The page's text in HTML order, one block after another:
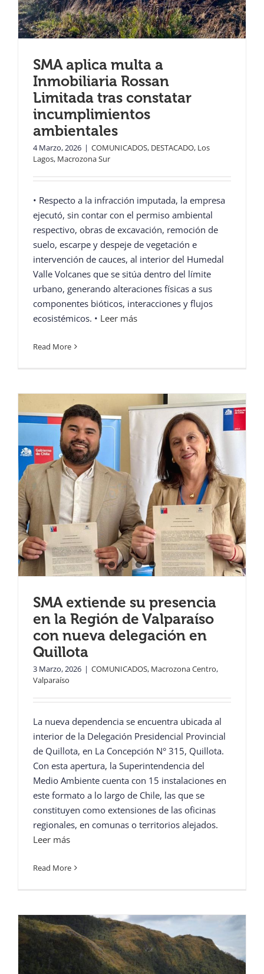
SMA aplica multa a
Inmobiliaria Rossan
Limitada tras constatar
incumplimientos
ambientales
4 Marzo, 2026 | COMUNICADOS, DESTACADO, Los
Lagos, Macrozona Sur
• Respecto a la infracción imputada, la empresa
ejecutó, sin contar con el permiso ambiental
respectivo, obras de excavación, remoción de
suelo, escarpe y despeje de vegetación e
intervención de cauces, al interior del Humedal
Valle Volcanes que se sitúa dentro del límite
urbano, generando alteraciones físicas a sus
componentes bióticos, interacciones y flujos
ecosistémicos. • Leer más
Read More
SMA extiende su presencia
en la Región de Valparaíso
con nueva delegación en
Quillota
3 Marzo, 2026 | COMUNICADOS, Macrozona Centro,
Valparaíso
La nueva dependencia se encuentra ubicada al
interior de la Delegación Presidencial Provincial
de Quillota, en La Concepción N° 315, Quillota.
Con esta apertura, la Superintendencia del
Medio Ambiente cuenta con 15 instalaciones en
este formato a lo largo de Chile, las que se
constituyen como extensiones de las oficinas
regionales, en comunas o territorios alejados.
Leer más
Read More